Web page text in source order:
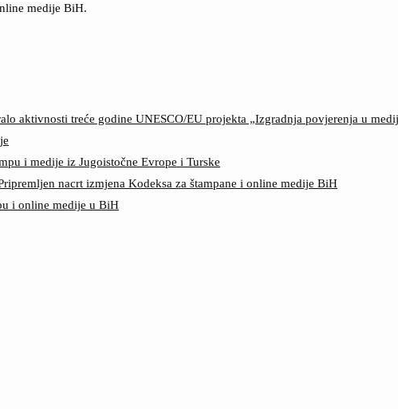
medije BiH.
aktivnosti treće godine UNESCO/EU projekta „Izgradnja povjerenja u
i medije iz Jugoistočne Evrope i Turske
nacrt izmjena Kodeksa za štampane i online medije BiH
i online medije u BiH